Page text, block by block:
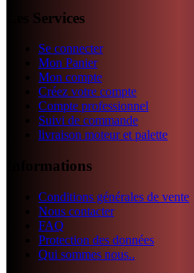
Les Services
Se connecter
Mon Panier
Mon compte
Créez votre compte
Compte professionnel
Suivi de commande
livraison moteur et palette
Informations
Conditions générales de vente
Nous contacter
FAQ
Protection des données
Qui sommes nous..